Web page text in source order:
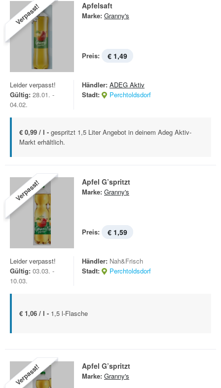
Verpasst! Apfelsaft
Marke: Granny's
Preis: € 1,49
Leider verpasst!
Gültig: 28.01. -
04.02.
Händler: ADEG Aktiv
Stadt:
Perchtoldsdorf
€ 0,99 / l - gespritzt 1,5 Liter Angebot in deinem Adeg Aktiv-
Markt erhältlich.
Verpasst! Apfel G’spritzt
Marke: Granny's
Preis: € 1,59
Leider verpasst!
Gültig: 03.03. -
10.03.
Händler: Nah&Frisch
Stadt:
Perchtoldsdorf
€ 1,06 / l - 1,5 l-Flasche
Verpasst! Apfel G’spritzt
Marke: Granny's